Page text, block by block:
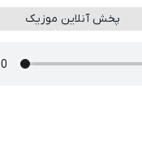
پخش آنلاین موزیک